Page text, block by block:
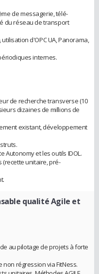
de messagerie, télé-
du réseau de transport
d'OPC UA, Panorama,
internes.
de recherche transverse (10
dizaines de millions de
existant, développement
Autonomy et les outils IDOL.
unitaire, pré-
qualité Agile et
au pilotage de projets à forte
régression via FitNess.